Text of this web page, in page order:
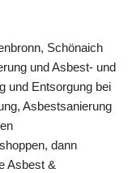
Schönaich
und Asbest- und
und Entsorgung bei
Asbestsanierung
dann
Asbest &